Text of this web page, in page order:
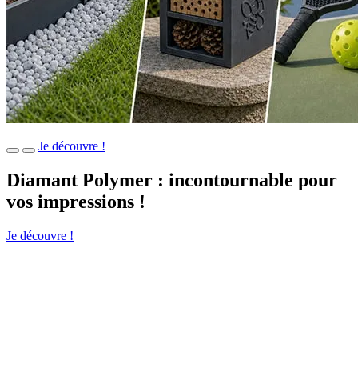
Je découvre !
Diamant Polymer : incontournable pour
vos impressions !
Je découvre !